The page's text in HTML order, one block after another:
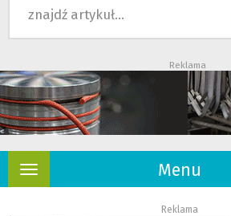
Reklama
Menu
Rozwiń
Reklama